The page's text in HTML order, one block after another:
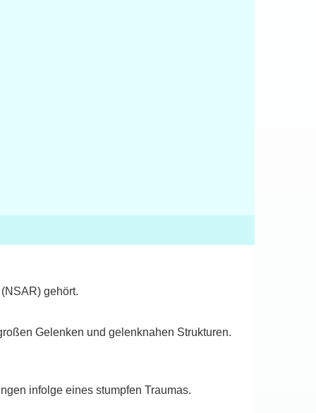
gehört.
Gelenken und gelenknahen Strukturen.
infolge eines stumpfen Traumas.